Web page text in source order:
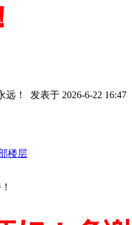
远！ 发表于 2026-6-22 16:47
楼层